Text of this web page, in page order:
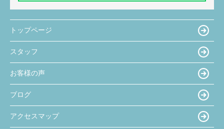
トップページ
スタッフ
お客様の声
ブログ
アクセスマップ